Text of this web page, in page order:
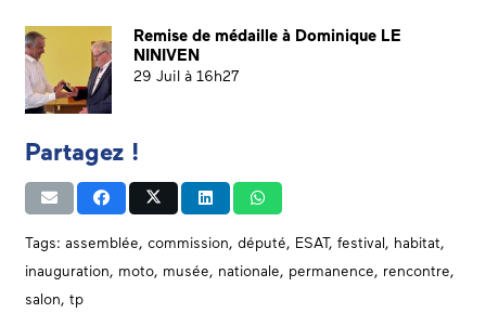
Remise de médaille à Dominique LE
NINIVEN
29 Juil à 16h27
Partagez !
Tags: assemblée, commission, député, ESAT, festival, habitat,
inauguration, moto, musée, nationale, permanence, rencontre,
salon, tp